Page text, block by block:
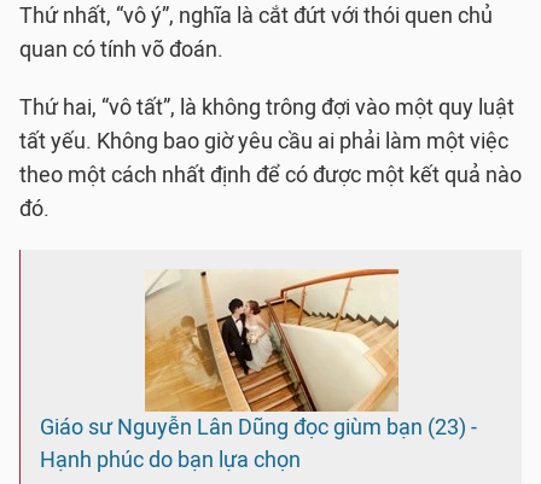
Thứ nhất, “vô ý”, nghĩa là cắt đứt với thói quen chủ
quan có tính võ đoán.
Thứ hai, “vô tất”, là không trông đợi vào một quy luật
tất yếu. Không bao giờ yêu cầu ai phải làm một việc
theo một cách nhất định để có được một kết quả nào
đó.
Giáo sư Nguyễn Lân Dũng đọc giùm bạn (23) -
Hạnh phúc do bạn lựa chọn